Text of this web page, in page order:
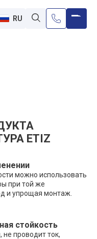
RU
ETIZ
можно использовать
при той же
и упрощая монтаж.
стойкость
не проводит ток,